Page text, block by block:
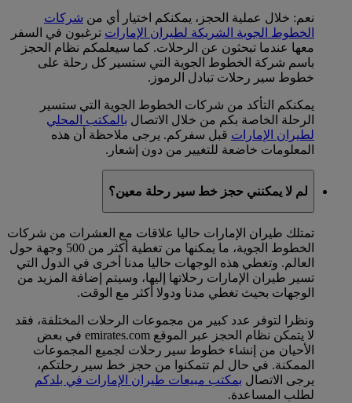
نعم: خلال عملية الحجز، يمكنكم اختيار أي من شركات
الخطوط الجوية الشريكة لطيران الإمارات ترغبون في السفر
معها عندما تبحثون عن الرحلات. كما سيعلمكم نظام الحجز
باسم شركة الخطوط الجوية التي ستسير كل رحلة على
خطوط سير رحلات تبادل الرموز.
يمكنكم التأكد من شركات الخطوط الجوية التي ستسير
الرحلة الخاصة بكم من خلال الاتصال بالمكتب المحلي
لطيران الإمارات قبل سفركم. يرجى ملاحظة أن هذه
المعلومات خاضعة للتغيير من دون إشعار.
لم لا يمكنني حجز خط سير رحلة معين؟
تمتلك طيران الإمارات حاليا علاقات مع العشرات من شركات
الخطوط الجوية، ما يمكنها من تغطية أكثر من 500 وجهة حول
العالم. وتغطي هذه الوجهات حاليا مدنا أخرى في الدول التي
تسير طيران الإمارات رحلاتها إليها، وسيتم إضافة المزيد من
الوجهات بحيث تغطي مدنا ودولا أكثر مع الوقت.
ونظرا لتوفر عدد كبير من مجموعات الرحلات المختلفة، فقد
لا يتمكن نظام الحجز عبر الموقع emirates.com في بعض
الأحيان من إنشاء خطوط سير رحلات لجميع المجموعات
الممكنة. في حال لم تتمكنوا من حجز خط سير رحلتكم،
يرجى الاتصال بمكتب مبيعات طيران الإمارات في بلدكم
لطلب المساعدة.